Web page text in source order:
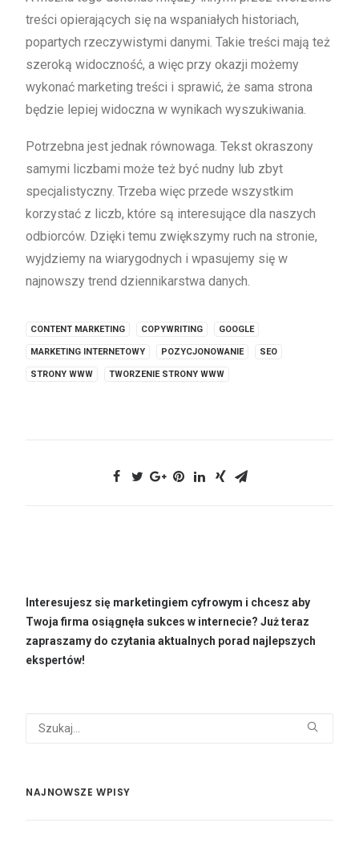
treści opierających się na wspaniałych historiach,
popartych rzeczywistymi danymi. Takie treści mają też
szeroką widoczność, a więc przy okazji możemy
wykonać marketing treści i sprawić, że sama strona
będzie lepiej widoczna w wynikach wyszukiwania.
Potrzebna jest jednak równowaga. Tekst okraszony
samymi liczbami może też być nudny lub zbyt
specjalistyczny. Trzeba więc przede wszystkim
korzystać z liczb, które są interesujące dla naszych
odbiorców. Dzięki temu zwiększymy ruch na stronie,
wyjdziemy na wiarygodnych i wpasujemy się w
najnowszy trend dziennikarstwa danych.
CONTENT MARKETING COPYWRITING GOOGLE
MARKETING INTERNETOWY POZYCJONOWANIE SEO
STRONY WWW TWORZENIE STRONY WWW
Interesujesz się marketingiem cyfrowym i chcesz aby
Twoja firma osiągnęła sukces w internecie? Już teraz
zapraszamy do czytania aktualnych porad najlepszych
ekspertów!
NAJNOWSZE WPISY